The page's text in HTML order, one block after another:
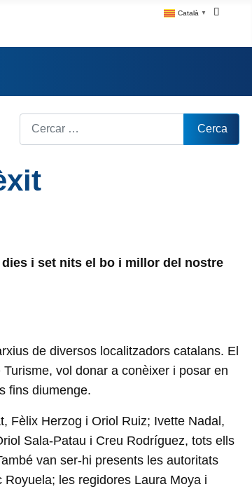
Català ▼
Cerca Cerca
i set nits el bo i millor del nostre
de diversos localitzadors catalans. El
vol donar a conèixer i posar en
fins diumenge.
Fèlix Herzog i Oriol Ruiz; Ivette Nadal,
Sala-Patau i Creu Rodríguez, tots ells
van ser-hi presents les autoritats
les regidores Laura Moya i